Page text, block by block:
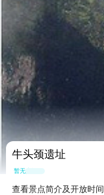
牛头颈遗址
暂无点评
查看景点简介及开放时间